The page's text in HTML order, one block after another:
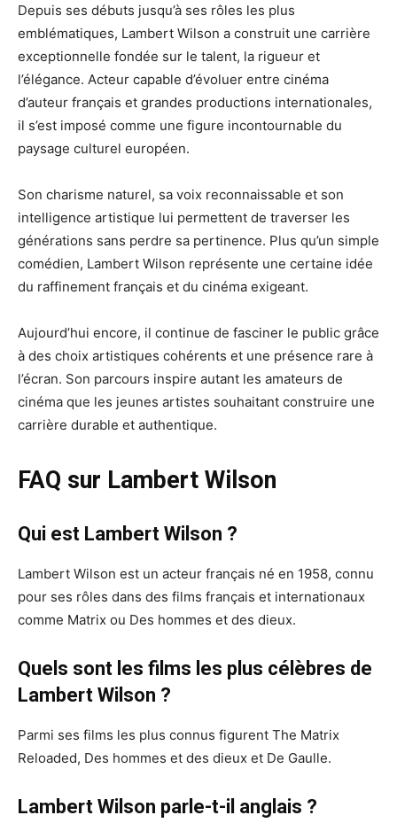
Depuis ses débuts jusqu’à ses rôles les plus
emblématiques, Lambert Wilson a construit une carrière
exceptionnelle fondée sur le talent, la rigueur et
l’élégance. Acteur capable d’évoluer entre cinéma
d’auteur français et grandes productions internationales,
il s’est imposé comme une figure incontournable du
paysage culturel européen.
Son charisme naturel, sa voix reconnaissable et son
intelligence artistique lui permettent de traverser les
générations sans perdre sa pertinence. Plus qu’un simple
comédien, Lambert Wilson représente une certaine idée
du raffinement français et du cinéma exigeant.
Aujourd’hui encore, il continue de fasciner le public grâce
à des choix artistiques cohérents et une présence rare à
l’écran. Son parcours inspire autant les amateurs de
cinéma que les jeunes artistes souhaitant construire une
carrière durable et authentique.
FAQ sur Lambert Wilson
Qui est Lambert Wilson ?
Lambert Wilson est un acteur français né en 1958, connu
pour ses rôles dans des films français et internationaux
comme Matrix ou Des hommes et des dieux.
Quels sont les films les plus célèbres de
Lambert Wilson ?
Parmi ses films les plus connus figurent The Matrix
Reloaded, Des hommes et des dieux et De Gaulle.
Lambert Wilson parle-t-il anglais ?